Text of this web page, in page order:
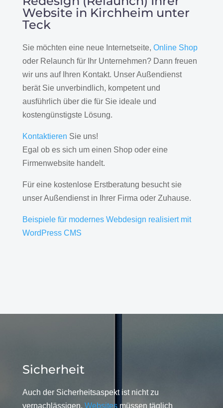
Website in Kirchheim unter
Teck
Sie möchten eine neue Internetseite, Online Shop
oder Relaunch für Ihr Unternehmen? Dann freuen
wir uns auf Ihren Kontakt. Unser Außendienst
berät Sie unverbindlich, kompetent und
ausführlich über die für Sie ideale und
kostengünstigste Lösung.
Kontaktieren Sie uns!
Egal ob es sich um einen Shop oder eine
Firmenwebsite handelt.
Für eine kostenlose Erstberatung besucht sie
unser Außendienst in Ihrer Firma oder Zuhause.
Beispiele für modernes Webdesign realisiert mit
WordPress CMS
Sicherheit
Auch der Sicherheitsaspekt ist nicht zu
vernachlässigen. Websitesmüssen täglich